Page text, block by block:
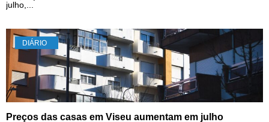
julho,...
DIÁRIO
Preços das casas em Viseu aumentam em julho